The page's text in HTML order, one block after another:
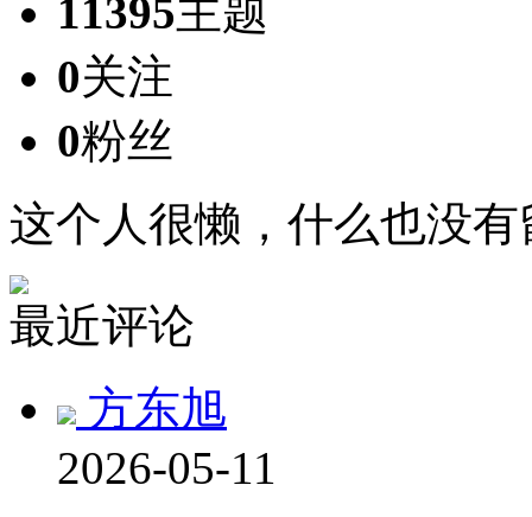
11395主题
0关注
0粉丝
这个人很懒，什么也没有
最近评论
方东旭
2026-05-11